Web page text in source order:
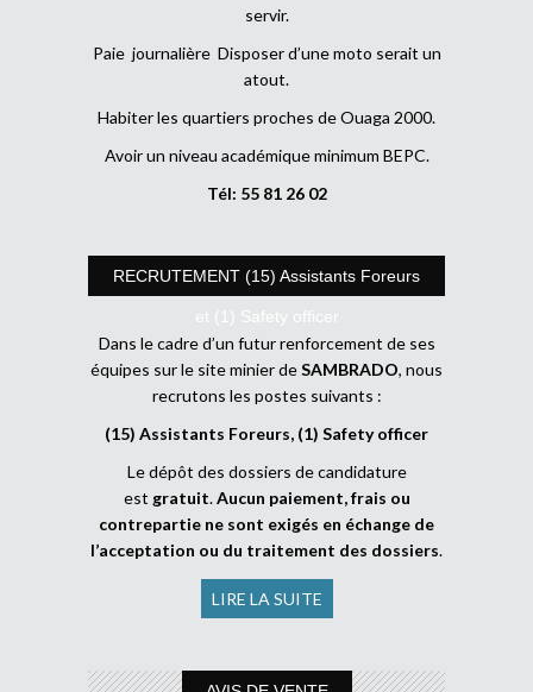
servir.
Paie journalière Disposer d’une moto serait un
atout.
Habiter les quartiers proches de Ouaga 2000.
Avoir un niveau académique minimum BEPC.
Tél: 55 81 26 02
RECRUTEMENT (15) Assistants Foreurs
et (1) Safety officer
Dans le cadre d’un futur renforcement de ses
équipes sur le site minier deSAMBRADO, nous
recrutons les postes suivants :
(15) Assistants Foreurs, (1) Safety officer
Le dépôt des dossiers de candidature
est gratuit.Aucun paiement, frais ou
contrepartie ne sont exigés en échange de
l’acceptation ou du traitement des dossiers.
LIRE LA SUITE